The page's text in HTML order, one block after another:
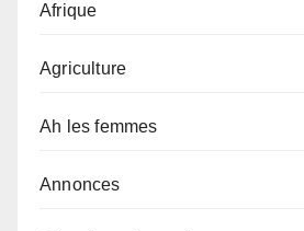
Afrique
Agriculture
Ah les femmes
Annonces